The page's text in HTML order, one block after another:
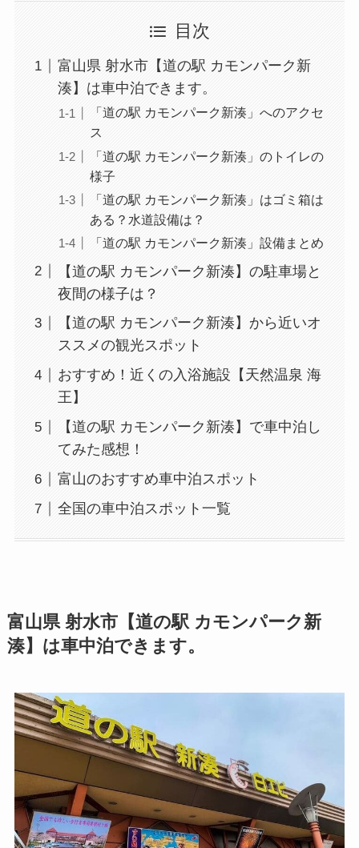
目次
富山県 射水市【道の駅 カモンパーク新
湊】は車中泊できます。
「道の駅 カモンパーク新湊」へのアクセ
ス
「道の駅 カモンパーク新湊」のトイレの
様子
「道の駅 カモンパーク新湊」はゴミ箱は
ある？水道設備は？
「道の駅 カモンパーク新湊」設備まとめ
【道の駅 カモンパーク新湊】の駐車場と
夜間の様子は？
【道の駅 カモンパーク新湊】から近いオ
ススメの観光スポット
おすすめ！近くの入浴施設【天然温泉 海
王】
【道の駅 カモンパーク新湊】で車中泊し
てみた感想！
富山のおすすめ車中泊スポット
全国の車中泊スポット一覧
富山県 射水市【道の駅 カモンパーク新
湊】は車中泊できます。